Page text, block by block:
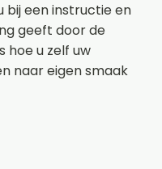
bij een instructie en
geeft door de
hoe u zelf uw
naar eigen smaak